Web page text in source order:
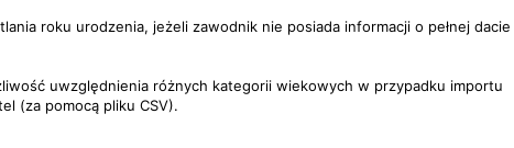
roku urodzenia, jeżeli zawodnik nie posiada informacji o pełnej dacie
uwzględnienia różnych kategorii wiekowych w przypadku importu
(za pomocą pliku CSV).